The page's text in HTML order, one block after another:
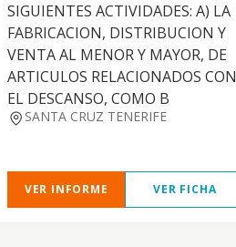
SIGUIENTES ACTIVIDADES: A) LA
FABRICACION, DISTRIBUCION Y
VENTA AL MENOR Y MAYOR, DE
ARTICULOS RELACIONADOS CON
EL DESCANSO, COMO B
SANTA CRUZ TENERIFE
VER INFORME VER FICHA